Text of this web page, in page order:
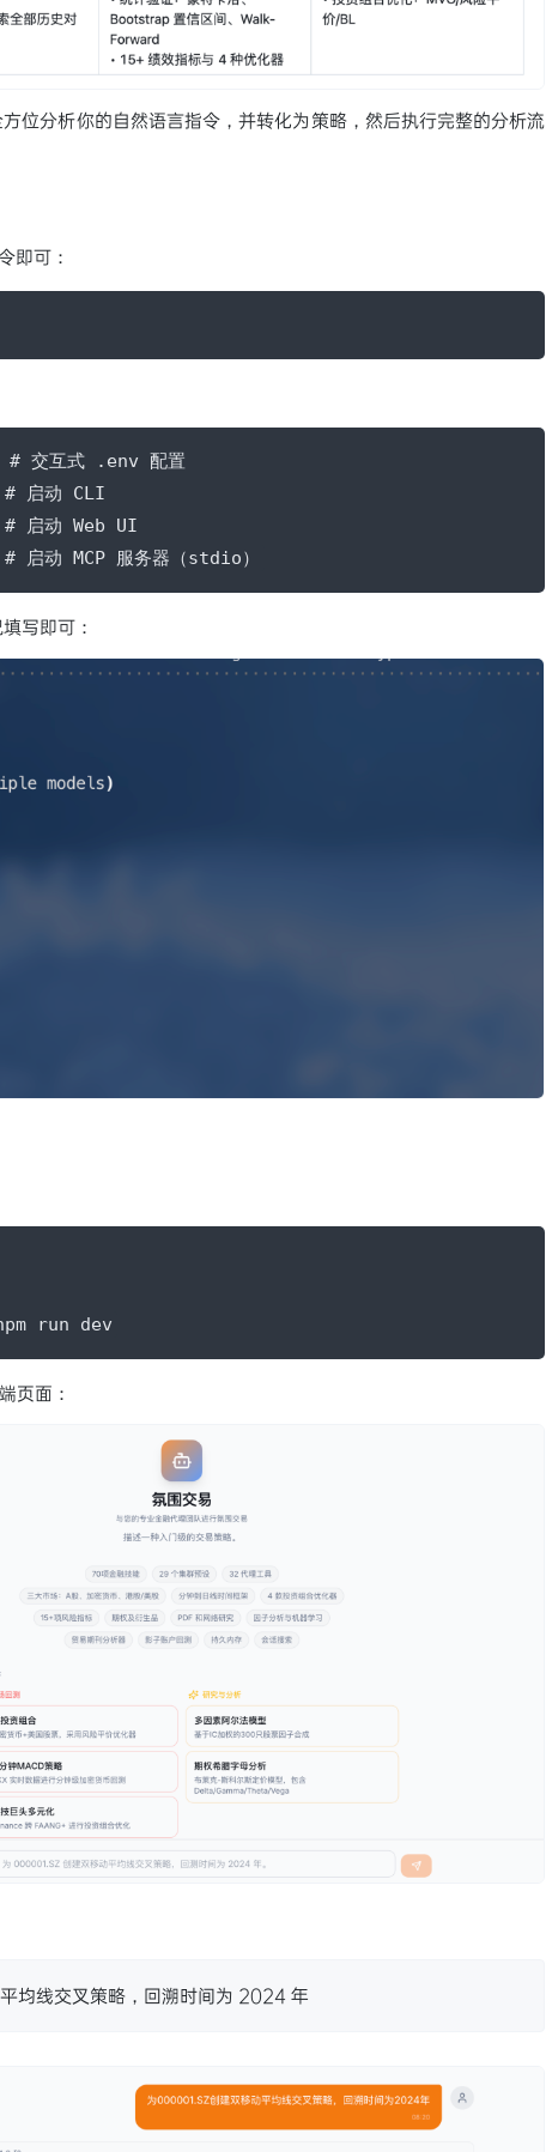
分析你的自然语言指令，并转化为策略，然后执行完整的分析流
即可：
互式 .env 配置
动 CLI
动 Web UI
MCP 服务器（stdio）
写即可：
run dev
页面：
均线交叉策略，回溯时间为 2024 年